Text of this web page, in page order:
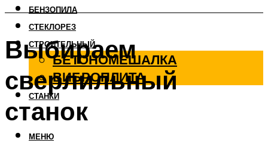
БЕНЗОПИЛА
СТЕКЛОРЕЗ
СТРОИТЕЛЬНЫЙ
БЕТОНОМЕШАЛКА
ВИБРОПЛИТА
СТАНКИ
МЕНЮ
Выбираем
сверлильный
станок